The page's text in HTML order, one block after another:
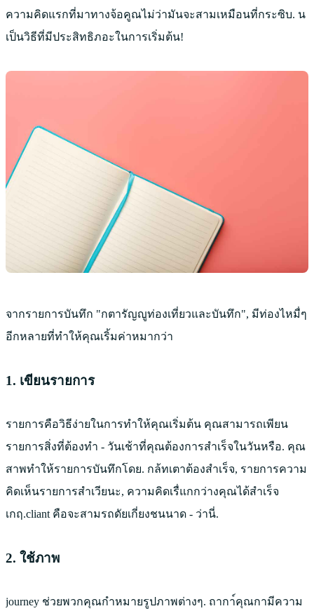
ความคิดแรกที่มาทางจ้อคูณไม่ว่ามันจะสามเหมือนที่กระซิบ. น
เป็นวิธีที่มีประสิทธิภอะในการเริ่มต้น!
จากรายการบันทึก "กตารัญญูท่องเที่ยวและบันทึก", มีท่องไหมื่ๆ
อีกหลายที่ทำให้คุณเริ้มค่าหมากว่า
1. เขียนรายการ
รายการคือวิธีง่ายในการทำให้คุณเริ่มต้น คุณสามารถเพียน
รายการสิ่งที่ต้องทำ - วันเช้าที่คุณต้องการสำเร็จในวันหรือ. คุณ
สาพทำให้รายการบันทึกโดย. กล้ทเตาต้องสำเร็จ, รายการความ
คิดเห็นรายการสำเวียนะ, ความคิดเรื่แกกว่างคุณได้สำเร็จ
เกฤ.cliant คือจะสามรถดัยเกี่ยงชนนาด - ว่านี่.
2. ใช้ภาพ
journey ช่วยพวกคุณกำหมายรูปภาพต่างๆ. ถากา์คุณกามีความ